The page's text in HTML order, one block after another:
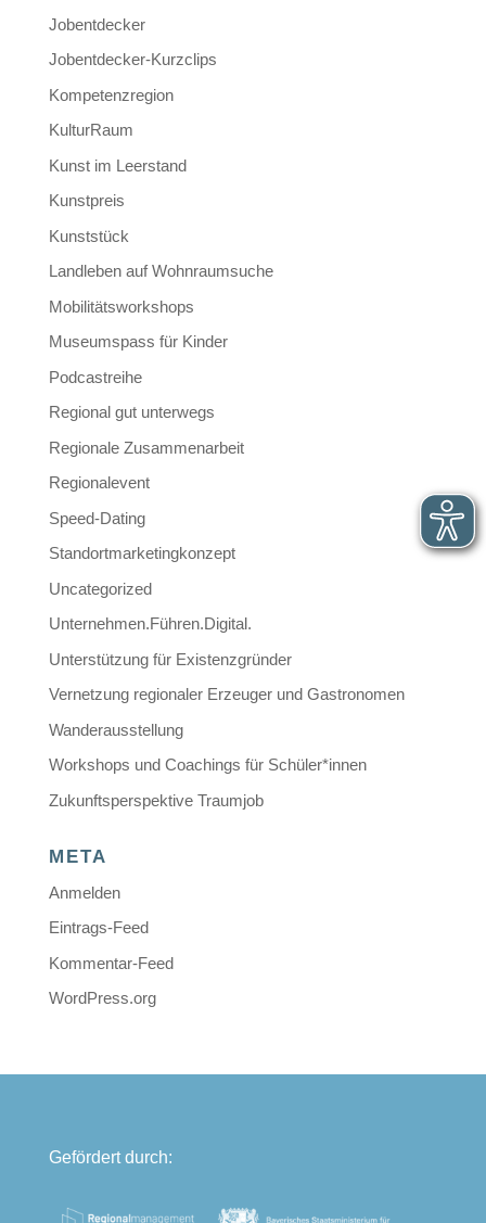
Jobentdecker
Jobentdecker-Kurzclips
Kompetenzregion
KulturRaum
Kunst im Leerstand
Kunstpreis
Kunststück
Landleben auf Wohnraumsuche
Mobilitätsworkshops
Museumspass für Kinder
Podcastreihe
Regional gut unterwegs
Regionale Zusammenarbeit
Regionalevent
Speed-Dating
Standortmarketingkonzept
Uncategorized
Unternehmen.Führen.Digital.
Unterstützung für Existenzgründer
Vernetzung regionaler Erzeuger und Gastronomen
Wanderausstellung
Workshops und Coachings für Schüler*innen
Zukunftsperspektive Traumjob
META
Anmelden
Eintrags-Feed
Kommentar-Feed
WordPress.org
Gefördert durch: